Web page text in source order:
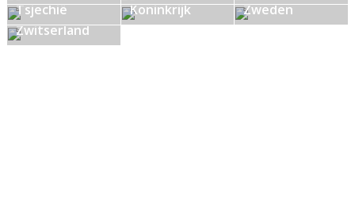
Tsjechië
Koninkrijk
Zweden
Zwitserland